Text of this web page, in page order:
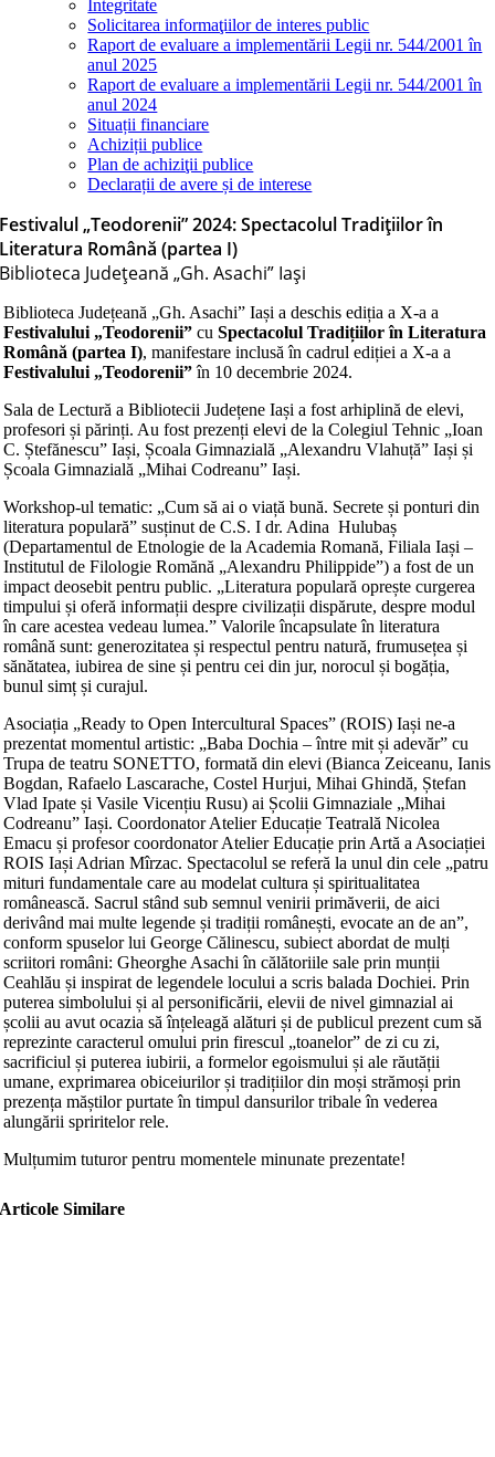
Integritate
Solicitarea informaţiilor de interes public
Raport de evaluare a implementării Legii nr. 544/2001 în
anul 2025
Raport de evaluare a implementării Legii nr. 544/2001 în
anul 2024
Situații financiare
Achiziții publice
Plan de achiziţii publice
Declarații de avere și de interese
Festivalul „Teodorenii” 2024: Spectacolul Tradițiilor în
Literatura Română (partea I)
Biblioteca Judeţeană „Gh. Asachi” Iaşi
Biblioteca Județeană „Gh. Asachi” Iași a deschis ediția a X-a a
Festivalului „Teodorenii” cu Spectacolul Tradițiilor în Literatura
Română (partea I), manifestare inclusă în cadrul ediției a X-a a
Festivalului „Teodorenii”în 10 decembrie 2024.
Sala de Lectură a Bibliotecii Județene Iași a fost arhiplină de elevi,
profesori și părinți. Au fost prezenți elevi de la Colegiul Tehnic „Ioan
C. Ștefănescu” Iași, Școala Gimnazială „Alexandru Vlahuță” Iași și
Școala Gimnazială „Mihai Codreanu” Iași.
Workshop-ul tematic: „Cum să ai o viață bună. Secrete și ponturi din
literatura populară” susținut de C.S. I dr. Adina Hulubaș
(Departamentul de Etnologie de la Academia Romană, Filiala Iași –
Institutul de Filologie Romănă „Alexandru Philippide”) a fost de un
impact deosebit pentru public. „Literatura populară oprește curgerea
timpului și oferă informații despre civilizații dispărute, despre modul
în care acestea vedeau lumea.” Valorile încapsulate în literatura
română sunt: generozitatea și respectul pentru natură, frumusețea și
sănătatea, iubirea de sine și pentru cei din jur, norocul și bogăția,
bunul simț și curajul.
Asociația „Ready to Open Intercultural Spaces” (ROIS) Iași ne-a
prezentat momentul artistic: „Baba Dochia – între mit și adevăr” cu
Trupa de teatru SONETTO, formată din elevi (Bianca Zeiceanu, Ianis
Bogdan, Rafaelo Lascarache, Costel Hurjui, Mihai Ghindă, Ștefan
Vlad Ipate și Vasile Vicențiu Rusu) ai Școlii Gimnaziale „Mihai
Codreanu” Iași. Coordonator Atelier Educație Teatrală Nicolea
Emacu și profesor coordonator Atelier Educație prin Artă a Asociației
ROIS Iași Adrian Mîrzac. Spectacolul se referă la unul din cele „patru
mituri fundamentale care au modelat cultura și spiritualitatea
românească. Sacrul stând sub semnul venirii primăverii, de aici
derivând mai multe legende și tradiții românești, evocate an de an”,
conform spuselor lui George Călinescu, subiect abordat de mulți
scriitori români: Gheorghe Asachi în călătoriile sale prin munții
Ceahlău și inspirat de legendele locului a scris balada Dochiei. Prin
puterea simbolului și al personificării, elevii de nivel gimnazial ai
școlii au avut ocazia să înțeleagă alături și de publicul prezent cum să
reprezinte caracterul omului prin firescul „toanelor” de zi cu zi,
sacrificiul și puterea iubirii, a formelor egoismului și ale răutății
umane, exprimarea obiceiurilor și tradițiilor din moși strămoși prin
prezența măștilor purtate în timpul dansurilor tribale în vederea
alungării spriritelor rele.
Mulțumim tuturor pentru momentele minunate prezentate!
Articole Similare